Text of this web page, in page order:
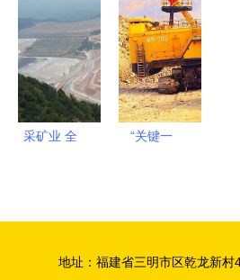
馆的转型之
路
来图景
采矿业 全
“关键一
要技经指标
地址：福建省三明市区乾龙新村